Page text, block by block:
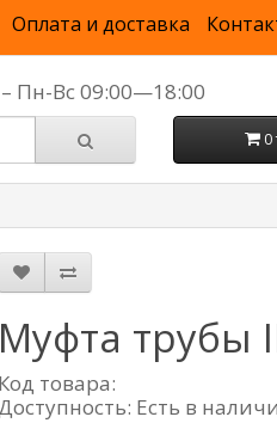
Оплата и доставка
Пн-Вс 09:00—18:00
0
Муфта трубы
Код товара:
Есть в